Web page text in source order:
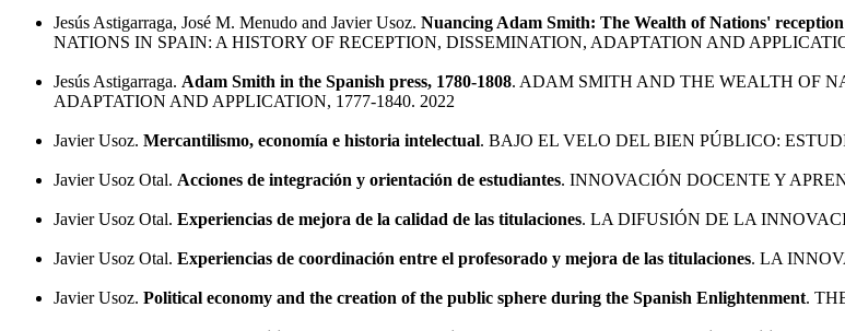
Jesús Astigarraga, José M. Menudo and Javier Usoz. Nuancing Adam Smith: The Wealth of Nations'
NATIONS IN SPAIN: A HISTORY OF RECEPTION, DISSEMINATION, ADAPTATION AND
Jesús Astigarraga. Adam Smith in the Spanish press, 1780-1808. ADAM SMITH AND THE WEALTH OF
ADAPTATION AND APPLICATION, 1777-1840. 2022
Javier Usoz. Mercantilismo, economía e historia intelectual. BAJO EL VELO DEL BIEN PÚBLICO:
Javier Usoz Otal. Acciones de integración y orientación de estudiantes. INNOVACIÓN DOCENTE Y
Javier Usoz Otal. Experiencias de mejora de la calidad de las titulaciones. LA DIFUSIÓN DE LA
Javier Usoz Otal. Experiencias de coordinación entre el profesorado y mejora de las titulaciones. LA
Javier Usoz. Political economy and the creation of the public sphere during the Spanish Enlightenment.